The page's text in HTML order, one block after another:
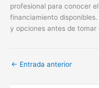
profesional para conocer
financiamiento
y opciones antes de tomar
← Entrada anterior